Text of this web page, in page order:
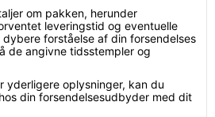
om pakken, herunder
leveringstid og eventuelle
dybere forståelse af din forsendelses
de angivne tidsstempler og
yderligere oplysninger, kan du
din forsendelsesudbyder med dit